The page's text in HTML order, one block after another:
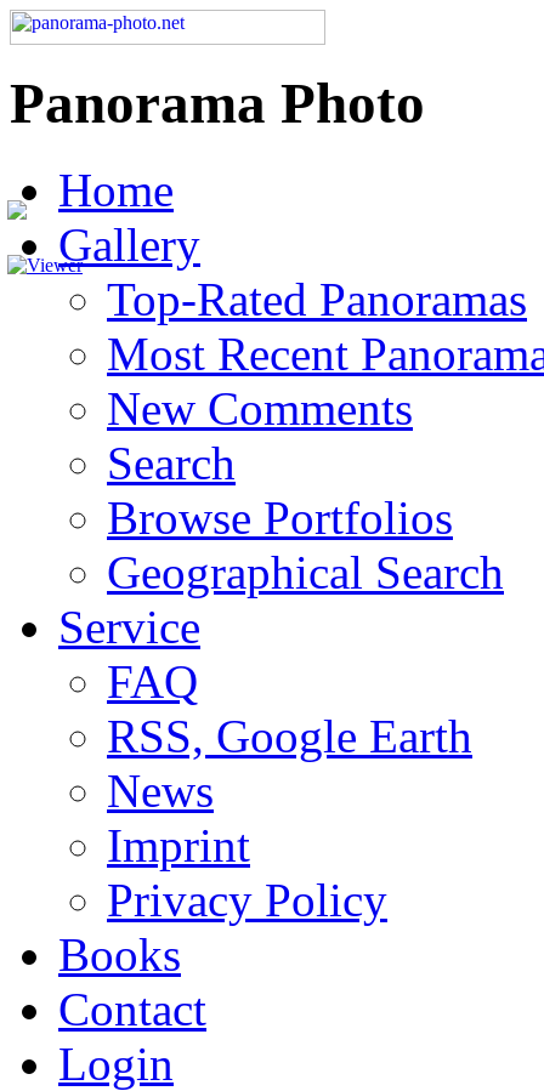
Panorama Photo
Home
Gallery
Top-Rated Panoramas
Most Recent
New Comments
Search
Browse Portfolios
Geographical Search
Service
FAQ
RSS, Google Earth
News
Imprint
Privacy Policy
Books
Contact
Login